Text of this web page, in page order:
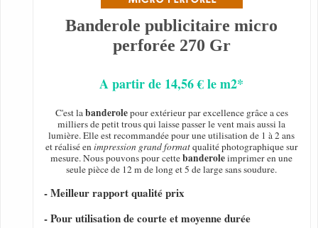
Banderole publicitaire micro
perforée 270 Gr
A partir de 14,56 € le m2*
C'est labanderolepour extérieur par excellence grâce a ces
milliers de petit trous qui laisse passer le vent mais aussi la
lumière. Elle est recommandée pour une utilisation de 1 à 2 ans
et réalisé enimpression grand formatqualité photographique sur
mesure. Nous pouvons pour cettebanderoleimprimer en une
seule pièce de 12 m de long et 5 de large sans soudure.
- Meilleur rapport qualité prix
- Pour utilisation de courte et moyenne durée